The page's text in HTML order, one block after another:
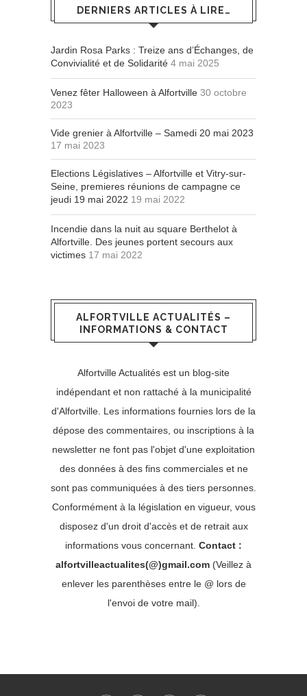
DERNIERS ARTICLES À LIRE…
Jardin Rosa Parks : Treize ans d’Échanges, de
Convivialité et de Solidarité 4 mai 2025
Venez fêter Halloween à Alfortville 30 octobre
2023
Vide grenier à Alfortville – Samedi 20 mai 2023
17 mai 2023
Elections Législatives – Alfortville et Vitry-sur-
Seine, premieres réunions de campagne ce
jeudi 19 mai 2022 19 mai 2022
Incendie dans la nuit au square Berthelot à
Alfortville. Des jeunes portent secours aux
victimes 17 mai 2022
ALFORTVILLE ACTUALITÉS –
INFORMATIONS & CONTACT
Alfortville Actualités est un blog-site
indépendant et non rattaché à la municipalité
d'Alfortville. Les informations fournies lors de la
dépose des commentaires, ou inscriptions à la
newsletter ne font pas l'objet d'une exploitation
des données à des fins commerciales et ne
sont pas communiquées à des tiers personnes.
Conformément à la législation en vigueur, vous
disposez d'un droit d'accès et de retrait aux
informations vous concernant. Contact :
alfortvilleactualites(@)gmail.com (Veillez à
enlever les parenthèses entre le @ lors de
l'envoi de votre mail).